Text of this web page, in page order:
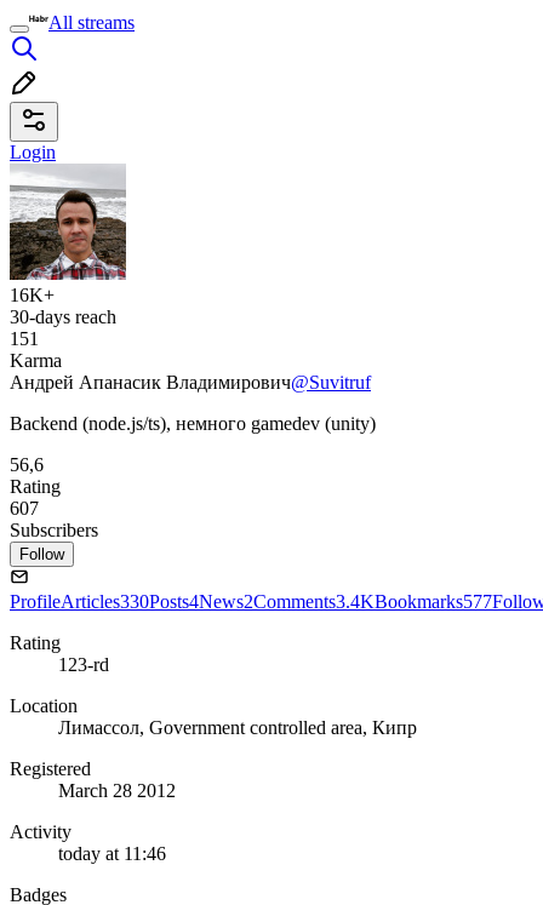
All streams
Login
16K+
30-days reach
151
Karma
Андрей Апанасик Владимирович@Suvitruf
Backend (node.js/ts), немного gamedev (unity)
56,6
Rating
607
Subscribers
Follow
ProfileArticles330Posts4News2Comments3.4KBookmarks577
Rating
123-rd
Location
Лимассол, Government controlled area, Кипр
Registered
March 28 2012
Activity
today at 11:46
Badges